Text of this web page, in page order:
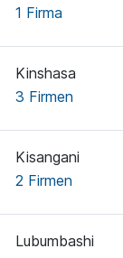
1 Firma
Kinshasa
3 Firmen
Kisangani
2 Firmen
Lubumbashi